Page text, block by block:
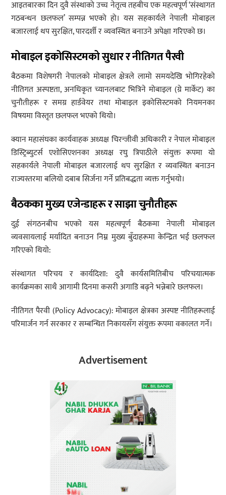
आइतबारका दिन दुवै संस्थाको उच्च नेतृत्व तहबीच एक महत्वपूर्ण ‘संस्थागत
गठबन्धन छलफल’ सम्पन्न भएको हो। यस सहकार्यले नेपाली मोबाइल
बजारलाई थप सुरक्षित, पारदर्शी र व्यवस्थित बनाउने अपेक्षा गरिएको छ।
मोबाइल इकोसिस्टमको सुधार र नीतिगत पैरवी
बैठकमा विशेषगरी नेपालको मोबाइल क्षेत्रले लामो समयदेखि भोगिरहेको
नीतिगत अस्पष्टता, अनधिकृत च्यानलबाट भित्रिने मोबाइल (ग्रे मार्केट) का
चुनौतीहरू र समग्र हार्डवेयर तथा मोबाइल इकोसिस्टमको नियमनका
विषयमा विस्तृत छलफल भएको थियो।
क्यान महासंघका कार्यवाहक अध्यक्ष चिरन्जीवी अधिकारी र नेपाल मोबाइल
डिस्ट्रिब्युटर्स एशोसिएशनका अध्यक्ष रघु त्रिपाठीले संयुक्त रूपमा यो
सहकार्यले नेपाली मोबाइल बजारलाई थप सुरक्षित र व्यवस्थित बनाउन
राज्यस्तरमा बलियो दबाब सिर्जना गर्ने प्रतिबद्धता व्यक्त गर्नुभयो।
बैठकका मुख्य एजेन्डाहरू र साझा चुनौतीहरू
दुई संगठनबीच भएको यस महत्वपूर्ण बैठकमा नेपाली मोबाइल
व्यवसायलाई मर्यादित बनाउन निम्न मुख्य बुँदाहरूमा केन्द्रित भई छलफल
गरिएको थियो:
संस्थागत परिचय र कार्यदिशा: दुवै कार्यसमितिबीच परिचयात्मक
कार्यक्रमका साथै आगामी दिनमा कसरी अगाडि बढ्ने भन्नेबारे छलफल।
नीतिगत पैरवी (Policy Advocacy): मोबाइल क्षेत्रका अस्पष्ट नीतिहरूलाई
परिमार्जन गर्न सरकार र सम्बन्धित निकायसँग संयुक्त रूपमा वकालत गर्ने।
Advertisement